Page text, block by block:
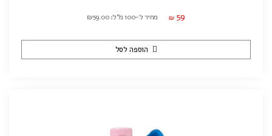
₪ 59 מחיר ל-100 מ"ל: ₪59.00
הוספה לסל